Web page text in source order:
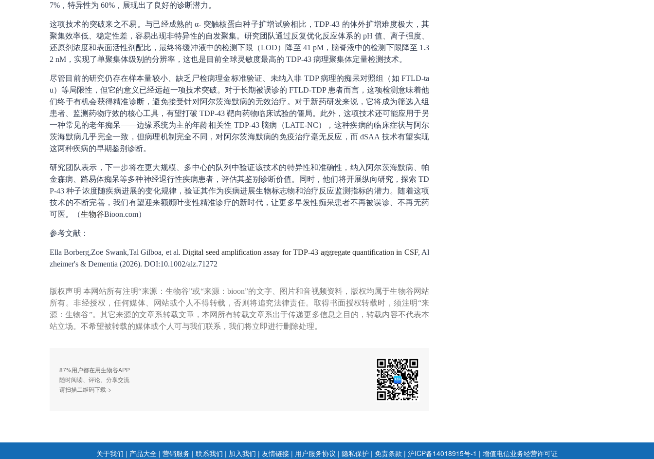
7%，特异性为 60%，展现出了良好的诊断潜力。
这项技术的突破来之不易。与已经成熟的 α- 突触核蛋白种子扩增试验相比，TDP-43 的体外扩增难度极大，其
聚集效率低、稳定性差，容易出现非特异性的自发聚集。研究团队通过反复优化反应体系的 pH 值、离子强度、
还原剂浓度和表面活性剂配比，最终将缓冲液中的检测下限（LOD）降至 41 pM，脑脊液中的检测下限降至 1.3
2 nM，实现了单聚集体级别的分辨率，这也是目前全球灵敏度最高的 TDP-43 病理聚集体定量检测技术。
尽管目前的研究仍存在样本量较小、缺乏尸检病理金标准验证、未纳入非 TDP 病理的痴呆对照组（如 FTLD-ta
u）等局限性，但它的意义已经远超一项技术突破。对于长期被误诊的 FTLD-TDP 患者而言，这项检测意味着他
们终于有机会获得精准诊断，避免接受针对阿尔茨海默病的无效治疗。对于新药研发来说，它将成为筛选入组
患者、监测药物疗效的核心工具，有望打破 TDP-43 靶向药物临床试验的僵局。此外，这项技术还可能应用于另
一种常见的老年痴呆——边缘系统为主的年龄相关性 TDP-43 脑病（LATE-NC），这种疾病的临床症状与阿尔
茨海默病几乎完全一致，但病理机制完全不同，对阿尔茨海默病的免疫治疗毫无反应，而 dSAA 技术有望实现
这两种疾病的早期鉴别诊断。
研究团队表示，下一步将在更大规模、多中心的队列中验证该技术的特异性和准确性，纳入阿尔茨海默病、帕
金森病、路易体痴呆等多种神经退行性疾病患者，评估其鉴别诊断价值。同时，他们将开展纵向研究，探索 TD
P-43 种子浓度随疾病进展的变化规律，验证其作为疾病进展生物标志物和治疗反应监测指标的潜力。随着这项
技术的不断完善，我们有望迎来额颞叶变性精准诊疗的新时代，让更多早发性痴呆患者不再被误诊、不再无药
可医。（生物谷Bioon.com）
参考文献：
Ella Borberg,Zoe Swank,Tal Gilboa, et al.Digital seed amplification assay for TDP‐43 aggregate quantification in CSF, Al
zheimer's & Dementia (2026). DOI:10.1002/alz.71272
版权声明 本网站所有注明“来源：生物谷”或“来源：bioon”的文字、图片和音视频资料，版权均属于生物谷网站
所有。非经授权，任何媒体、网站或个人不得转载，否则将追究法律责任。取得书面授权转载时，须注明“来
源：生物谷”。其它来源的文章系转载文章，本网所有转载文章系出于传递更多信息之目的，转载内容不代表本
站立场。不希望被转载的媒体或个人可与我们联系，我们将立即进行删除处理。
87%用户都在用生物谷APP
随时阅读、评论、分享交流
请扫描二维码下载->
关于我们 | 产品大全 | 营销服务 | 联系我们 | 加入我们 | 友情链接 | 用户服务协议 | 隐私保护 | 免责条款 | 沪ICP备14018915号-1 | 增值电信业务经营许可证